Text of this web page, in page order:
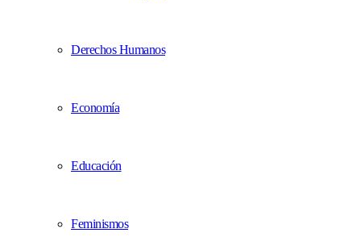
Derechos Humanos
Economía
Educación
Feminismos